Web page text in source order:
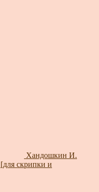
Хандошкин И.
скрипки и